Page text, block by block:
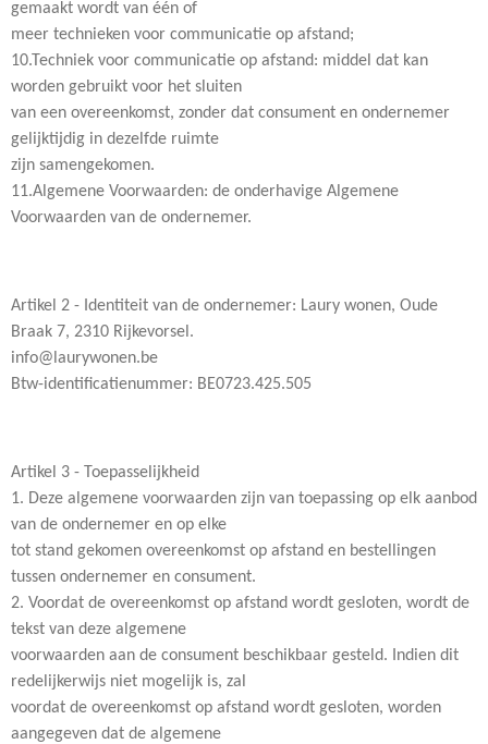
gemaakt wordt van één of
meer technieken voor communicatie op afstand;
10.Techniek voor communicatie op afstand: middel dat kan
worden gebruikt voor het sluiten
van een overeenkomst, zonder dat consument en ondernemer
gelijktijdig in dezelfde ruimte
zijn samengekomen.
11.Algemene Voorwaarden: de onderhavige Algemene
Voorwaarden van de ondernemer.
Artikel 2 - Identiteit van de ondernemer: Laury wonen, Oude
Braak 7, 2310 Rijkevorsel.
info@laurywonen.be
Btw-identificatienummer: BE0723.425.505
Artikel 3 - Toepasselijkheid
1. Deze algemene voorwaarden zijn van toepassing op elk aanbod
van de ondernemer en op elke
tot stand gekomen overeenkomst op afstand en bestellingen
tussen ondernemer en consument.
2. Voordat de overeenkomst op afstand wordt gesloten, wordt de
tekst van deze algemene
voorwaarden aan de consument beschikbaar gesteld. Indien dit
redelijkerwijs niet mogelijk is, zal
voordat de overeenkomst op afstand wordt gesloten, worden
aangegeven dat de algemene